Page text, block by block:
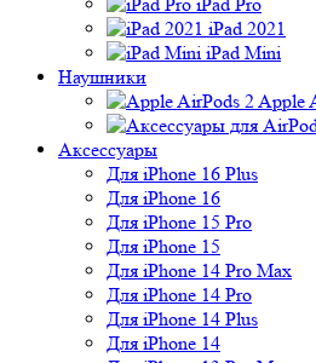
iPad 2021
iPad Mini
Наушники
Apple
Аксессуары
Для iPhone 16 Plus
Для iPhone 16
Для iPhone 15 Pro
Для iPhone 15
Для iPhone 14 Pro Max
Для iPhone 14 Pro
Для iPhone 14 Plus
Для iPhone 14